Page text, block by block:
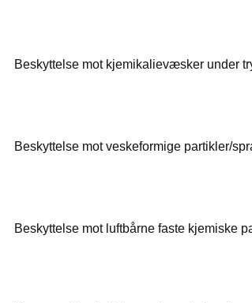
mot kjemikalievæsker under
mot veskeformige partikler/
mot luftbårne faste kjemiske